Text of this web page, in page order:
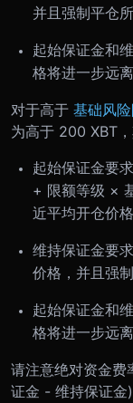
并且强制平仓
起始保证金和
格将进一步远
对于高于 基础风
为高于 200 XBT
起始保证金要
+ 限额等级 ×
近平均开仓价
维持保证金要
价格，并且强
起始保证金和
格将进一步远
请注意绝对资金
证金 - 维持保证金